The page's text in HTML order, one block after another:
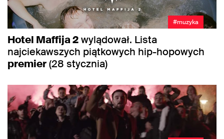
#muzyka
Hotel Maffija 2wylądował. Lista
najciekawszych piątkowych hip-hopowych
premier(28 stycznia)